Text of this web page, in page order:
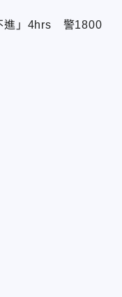
進」4hrs 警1800